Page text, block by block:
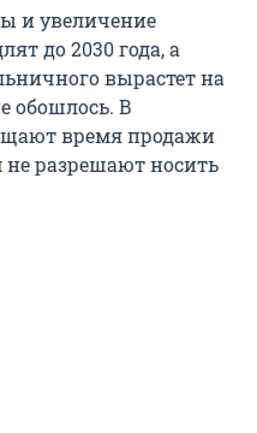
и увеличение
до 2030 года, а
вырастет на
обошлось. В
время продажи
не разрешают носить